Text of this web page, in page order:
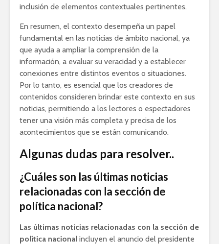
inclusión de elementos contextuales pertinentes.
En resumen, el contexto desempeña un papel
fundamental en las noticias de ámbito nacional, ya
que ayuda a ampliar la comprensión de la
información, a evaluar su veracidad y a establecer
conexiones entre distintos eventos o situaciones.
Por lo tanto, es esencial que los creadores de
contenidos consideren brindar este contexto en sus
noticias, permitiendo a los lectores o espectadores
tener una visión más completa y precisa de los
acontecimientos que se están comunicando.
Algunas dudas para resolver..
¿Cuáles son las últimas noticias
relacionadas con la sección de
política nacional?
Las últimas noticias relacionadas con la sección de
política nacional incluyen el anuncio del presidente